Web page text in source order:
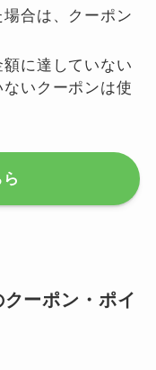
合は、クーポン
に達していない
いクーポンは使
ーポン・ポイ